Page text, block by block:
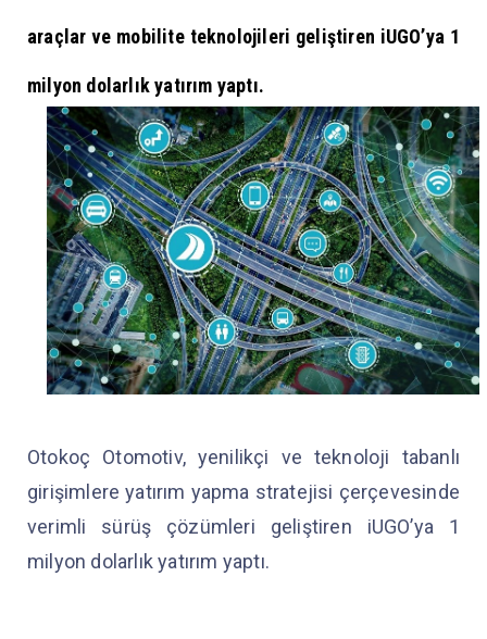
araçlar ve mobilite teknolojileri geliştiren iUGO’ya 1
milyon dolarlık yatırım yaptı.
Otokoç Otomotiv, yenilikçi ve teknoloji tabanlı
girişimlere yatırım yapma stratejisi çerçevesinde
verimli sürüş çözümleri geliştiren iUGO’ya 1
milyon dolarlık yatırım yaptı.